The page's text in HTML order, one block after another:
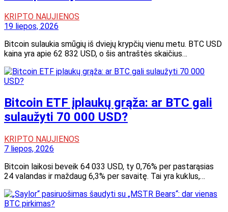
KRIPTO NAUJIENOS
19 liepos, 2026
Bitcoin sulaukia smūgių iš dviejų krypčių vienu metu. BTC USD
kaina yra apie 62 832 USD, o šis antraštės skaičius…
Bitcoin ETF įplaukų grąža: ar BTC gali
sulaužyti 70 000 USD?
KRIPTO NAUJIENOS
7 liepos, 2026
Bitcoin laikosi beveik 64 033 USD, ty 0,76% per pastarąsias
24 valandas ir maždaug 6,3% per savaitę. Tai yra kuklus,…